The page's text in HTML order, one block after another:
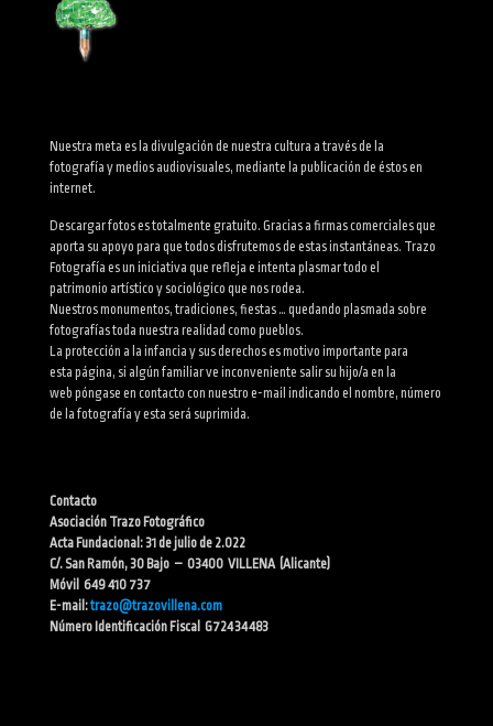
Nuestra meta es la divulgación de nuestra cultura a través de la
fotografía y medios audiovisuales, mediante la publicación de éstos en
internet.
Descargar fotos es totalmente gratuito. Gracias a firmas comerciales que
aporta su apoyo para que todos disfrutemos de estas instantáneas. Trazo
Fotografía es un iniciativa que refleja e intenta plasmar todo el
patrimonio artístico y sociológico que nos rodea.
Nuestros monumentos, tradiciones, fiestas … quedando plasmada sobre
fotografías toda nuestra realidad como pueblos.
La protección a la infancia y sus derechos es motivo importante para
esta página, si algún familiar ve inconveniente salir su hijo/a en la
web póngase en contacto con nuestro e-mail indicando el nombre, número
de la fotografía y esta será suprimida.
Contacto
Asociación Trazo Fotográfico
Acta Fundacional: 31 de julio de 2.022
C/. San Ramón, 30 Bajo – 03400 VILLENA (Alicante)
Móvil 649 410 737
E-mail:trazo@trazovillena.com
Número Identificación Fiscal G72434483